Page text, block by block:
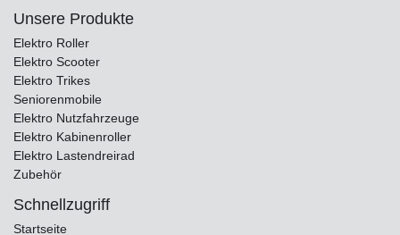
Unsere Produkte
Elektro Roller
Elektro Scooter
Elektro Trikes
Seniorenmobile
Elektro Nutzfahrzeuge
Elektro Kabinenroller
Elektro Lastendreirad
Zubehör
Schnellzugriff
Startseite